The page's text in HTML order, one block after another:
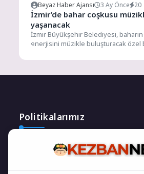
Beyaz Haber Ajansı 3 Ay Önce 20
İzmir’de bahar coşkusu
yaşanacak
İzmir Büyükşehir Belediyesi, baharın
enerjisini müzikle buluşturacak özel
Roman...
Politikalarımız
Çerez Politikası
Telif Hakları Politikası